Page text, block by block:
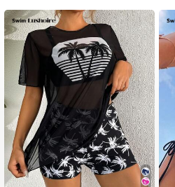
4.89 316K フォロワー
4.89 316K フォロワー
4.89 316K フォロワー